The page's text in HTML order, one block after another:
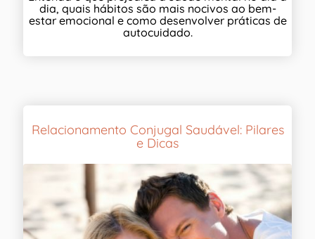
dia, quais hábitos são mais nocivos ao bem-
estar emocional e como desenvolver práticas de
autocuidado.
Relacionamento Conjugal Saudável: Pilares
e Dicas